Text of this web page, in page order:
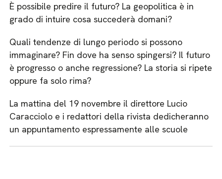
È possibile predire il futuro? La geopolitica è in
grado di intuire cosa succederà domani?
Quali tendenze di lungo periodo si possono
immaginare? Fin dove ha senso spingersi? Il futuro
è progresso o anche regressione? La storia si ripete
oppure fa solo rima?
La mattina del 19 novembre il direttore Lucio
Caracciolo e i redattori della rivista dedicheranno
un appuntamento espressamente alle scuole